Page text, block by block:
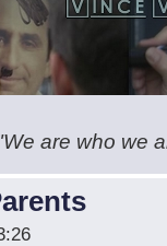
are who we